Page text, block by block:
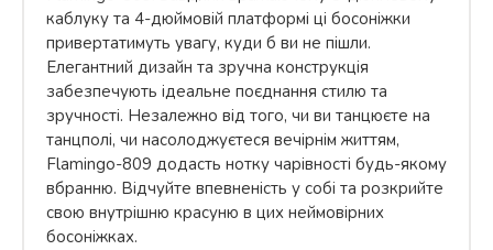
каблуку та 4-дюймовій платформі ці босоніжки
привертатимуть увагу, куди б ви не пішли.
Елегантний дизайн та зручна конструкція
забезпечують ідеальне поєднання стилю та
зручності. Незалежно від того, чи ви танцюєте на
танцполі, чи насолоджуєтеся вечірнім життям,
Flamingo-809 додасть нотку чарівності будь-якому
вбранню. Відчуйте впевненість у собі та розкрийте
свою внутрішню красуню в цих неймовірних
босоніжках.